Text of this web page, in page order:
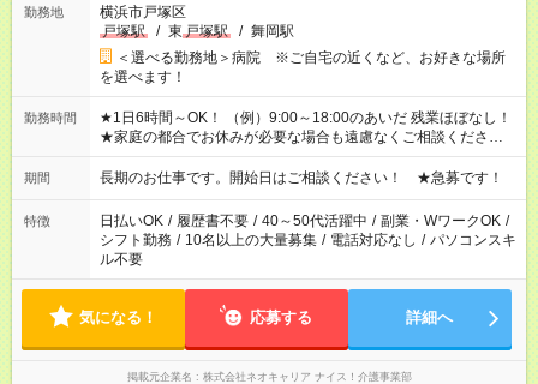
勤務地
横浜市戸塚区
戸塚駅
/ 東 戸塚駅 / 舞岡駅
＜選べる勤務地＞病院 ※ご自宅の近くなど、お好きな場所
を選べます！
勤務時間
★1日6時間～OK！ （例）9:00～18:00のあいだ 残業ほぼなし！
★家庭の都合でお休みが必要な場合も遠慮なくご相談ください。
※シフトはご希望に合わせて調整可能です。 その他、 ＊週4日・
1日7時間 ＊日勤のみ ＊土日休み ＊午前だけ・午後だけ ＊平日
仕事をご紹介できます！ 登録の際に、あなたのご希望をお聞か
せください。
期間 長期のお仕事です。開始日はご相談ください！ ★急募です！
特徴 日払いOK / 履歴書不要 / 40～50代活躍中 / 副業・WワークOK /
シフト勤務 / 10名以上の大量募集 / 電話対応なし / パソコンスキ
ル不要
気になる！ 応募する 詳細へ
掲載元企業名 株式会社ネオキャリア ナイス！介護事業部